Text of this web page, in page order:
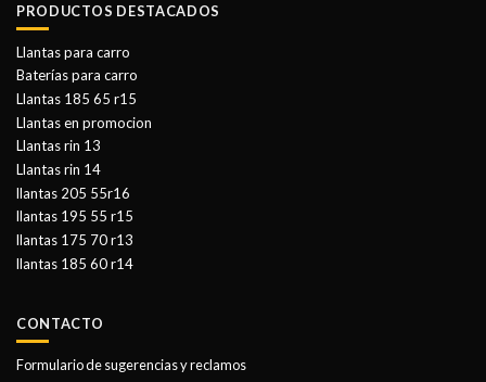
PRODUCTOS DESTACADOS
Llantas para carro
Baterías para carro
Llantas 185 65 r15
Llantas en promocion
Llantas rin 13
Llantas rin 14
llantas 205 55r16
llantas 195 55 r15
llantas 175 70 r13
llantas 185 60 r14
CONTACTO
Formulario de sugerencias y reclamos